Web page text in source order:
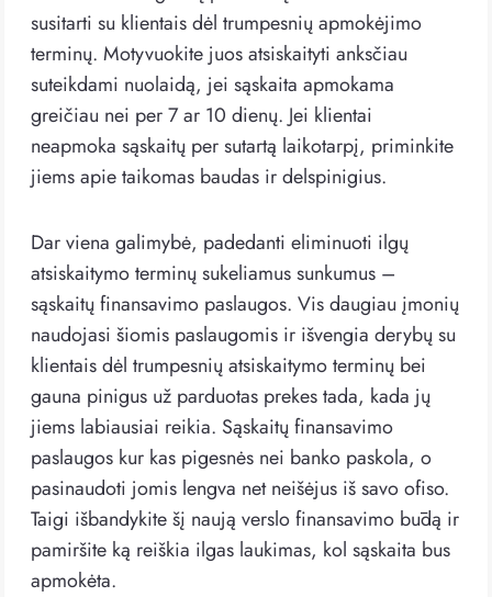
susitarti su klientais dėl trumpesnių apmokėjimo
terminų. Motyvuokite juos atsiskaityti anksčiau
suteikdami nuolaidą, jei sąskaita apmokama
greičiau nei per 7 ar 10 dienų. Jei klientai
neapmoka sąskaitų per sutartą laikotarpį, priminkite
jiems apie taikomas baudas ir delspinigius.
Dar viena galimybė, padedanti eliminuoti ilgų
atsiskaitymo terminų sukeliamus sunkumus –
sąskaitų finansavimo paslaugos. Vis daugiau įmonių
naudojasi šiomis paslaugomis ir išvengia derybų su
klientais dėl trumpesnių atsiskaitymo terminų bei
gauna pinigus už parduotas prekes tada, kada jų
jiems labiausiai reikia. Sąskaitų finansavimo
paslaugos kur kas pigesnės nei banko paskola, o
pasinaudoti jomis lengva net neišėjus iš savo ofiso.
Taigi išbandykite šį naują verslo finansavimo būdą ir
pamiršite ką reiškia ilgas laukimas, kol sąskaita bus
apmokėta.